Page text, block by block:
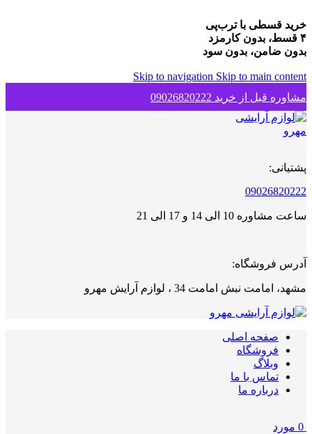
خرید قسطی با ترب‌پی
۴ قسط، بدون کارمزد
بدون ضامن، بدون سود
Skip to navigation Skip to main content
مشاوره قبل از خرید 09026820222
پشتیانی:
09026820222
ساعت مشاوره 10 الی 14 و 17 الی 21
آدرس فروشگاه:
مشهد، امامت نبش امامت 34 ، لوازم آرایش مهرو
صفحه اصلی
فروشگاه
وبلاگ
تماس با ما
درباره ما
0 مورد